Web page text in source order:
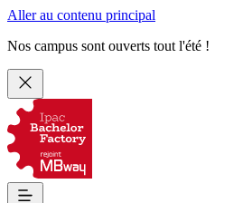
Aller au contenu principal
Nos campus sont ouverts tout l'été !